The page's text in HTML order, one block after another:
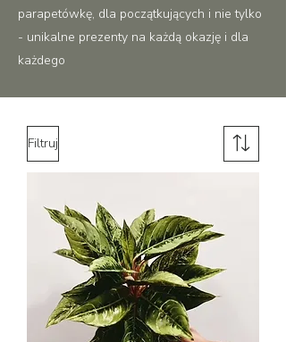
parapetówkę, dla początkujących i nie tylko
- unikalne prezenty na każdą okazję i dla
każdego
Filtruj